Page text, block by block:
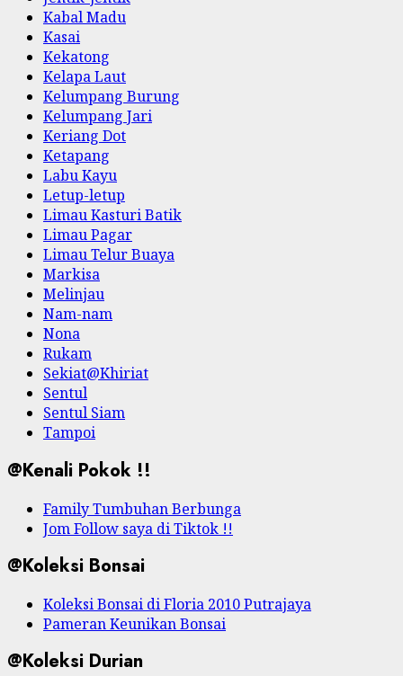
Kabal Madu
Kasai
Kekatong
Kelapa Laut
Kelumpang Burung
Kelumpang Jari
Keriang Dot
Ketapang
Labu Kayu
Letup-letup
Limau Kasturi Batik
Limau Pagar
Limau Telur Buaya
Markisa
Melinjau
Nam-nam
Nona
Rukam
Sekiat@Khiriat
Sentul
Sentul Siam
Tampoi
@Kenali Pokok !!
Family Tumbuhan Berbunga
Jom Follow saya di Tiktok !!
@Koleksi Bonsai
Koleksi Bonsai di Floria 2010 Putrajaya
Pameran Keunikan Bonsai
@Koleksi Durian